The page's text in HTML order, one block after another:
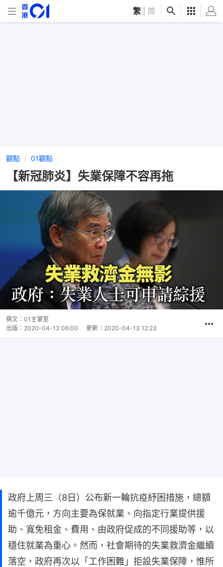
繁 简
觀點 01觀點
【新冠肺炎】失業保障不容再拖
撰文： 01主筆室
出版： 2020-04-13 06:00 更新： 2020-04-13 12:23
政府上周三（8日）公布新一輪抗疫紓困措施，總額
逾千億元，方向主要為保就業、向指定行業提供援
助、寬免租金、費用、由政府促成的不同援助等，以
穩住就業為重心。然而，社會期待的失業救濟金繼續
落空，政府再次以「工作困難」拒設失業保障，惟所